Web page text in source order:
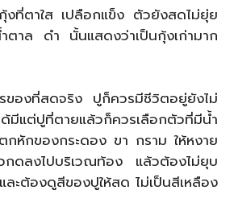
ที่ตาใส เปลือกแข็ง ตัวยังสดไม่ยุ่ย
ตาล ดำ นั้นแสดงว่าเป็นกุ้งเก่ามาก
องที่สดจริง ปูก็ควรมีชีวิตอยู่ยังไม่
แต่ปูที่ตายแล้วก็ควรเลือกตัวที่มีน้ำ
กหักของกระดอง ขา กราม ให้หงาย
กดลงไปบริเวณท้อง แล้วต้องไม่ยุบ
ะต้องดูสีของปูให้สด ไม่เป็นสีเหลือง